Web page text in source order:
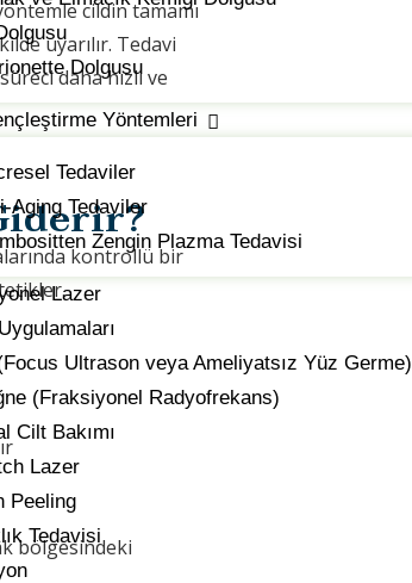
Dolgusu
Yöntemleri
Tedaviler
Aging Tedaviler
Zengin Plazma Tedavisi
Lazer
Ultrason veya Ameliyatsız Yüz Germe)
(Fraksiyonel Radyofrekans)
Cilt Bakımı
Lazer
Peeling
Tedavisi
cildin tamamı
uyarılır. Tedavi
daha hızlı ve
kontrollü bir
bölgesindeki